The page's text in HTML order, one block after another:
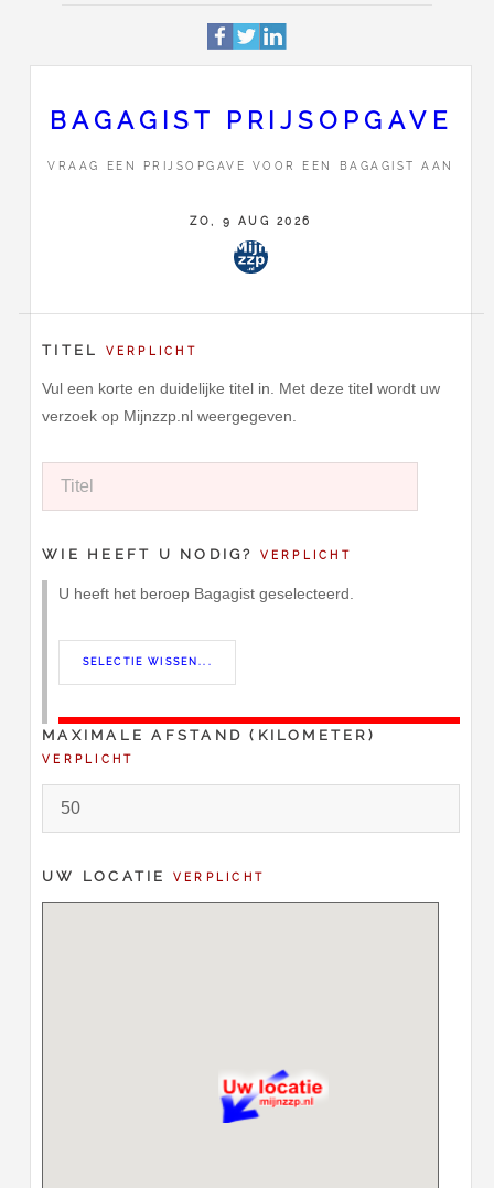
Boekhoudsoftware
Boekhouding
Boekhoudkundige
BAGAGIST PRIJSOPGAVE
VRAAG EEN PRIJSOPGAVE VOOR EEN BAGAGIST AAN
ZO, 9 AUG 2026
TITEL VERPLICHT
Vul een korte en duidelijke titel in. Met deze titel wordt uw
verzoek op Mijnzzp.nl weergegeven.
WIE HEEFT U NODIG? VERPLICHT
U heeft het beroep Bagagist geselecteerd.
MAXIMALE AFSTAND (KILOMETER)
VERPLICHT
UW LOCATIE VERPLICHT